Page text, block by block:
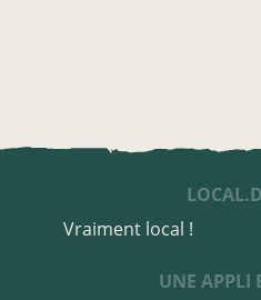
Vraiment local !
UNE APPLI